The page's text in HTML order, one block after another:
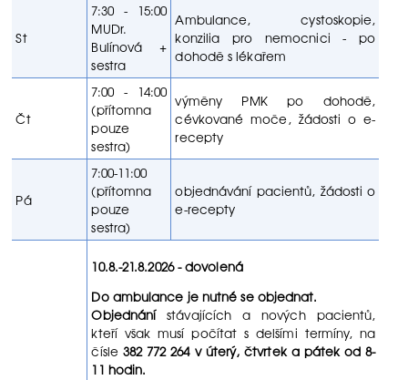
St
7:30 - 15:00
MUDr.
Bulínová +
sestra
Ambulance, cystoskopie,
konzilia pro nemocnici - po
dohodě s lékařem
Čt
7:00 - 14:00
(přítomna
pouze
sestra)
výměny PMK po dohodě,
cévkované moče, žádosti o e-
recepty
Pá
7:00-11:00
(přítomna
pouze
sestra)
objednávání pacientů, žádosti o
e-recepty
10.8.-21.8.2026 - dovolená
Do ambulance je nutné se objednat.
Objednánístávajících a nových pacientů,
kteří však musí počítat s delšími termíny, na
čísle382 772 264 v úterý, čtvrtek a pátek od 8-
11 hodin.